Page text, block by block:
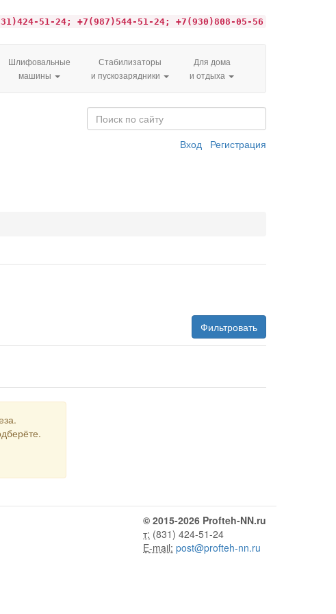
51-24; +7(987)544-51-24; +7(930)808-05-56
Шлифовальные
машины
Стабилизаторы
и пускозарядники
Для дома
и отдыха
Вход Регистрация
Фильтровать
© 2015-2026 Profteh-NN.ru
т: (831) 424-51-24
E-mail: post@profteh-nn.ru